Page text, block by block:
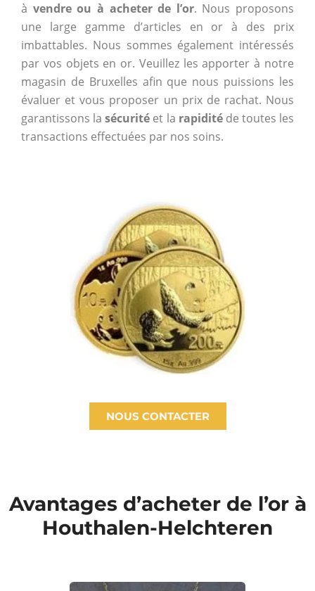
à vendre ou à acheter de l’or. Nous proposons
une large gamme d’articles en or à des prix
imbattables. Nous sommes également intéressés
par vos objets en or. Veuillez les apporter à notre
magasin de Bruxelles afin que nous puissions les
évaluer et vous proposer un prix de rachat. Nous
garantissons la sécurité et la rapiditéde toutes les
transactions effectuées par nos soins.
NOUS CONTACTER
Avantages d’acheter de l’or à
Houthalen-Helchteren